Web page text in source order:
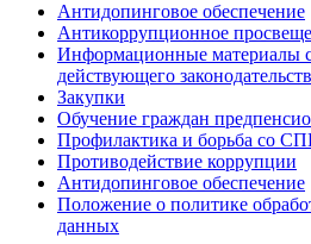
Антидопинговое обеспечение
Антикоррупционное
Информационные материалы
действующего
Закупки
Обучение граждан
Профилактика и борьба со
Противодействие коррупции
Антидопинговое обеспечение
Положение о политике
данных